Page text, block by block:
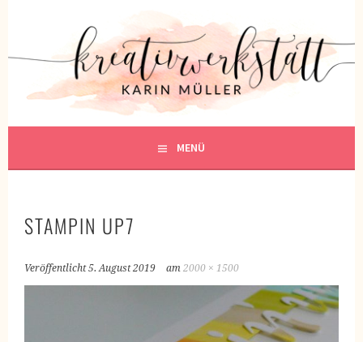
KREATIVWERKSTATT
KREATIV SEIN
MENÜ
STAMPIN UP7
Veröffentlicht5. August 2019 am2000 × 1500